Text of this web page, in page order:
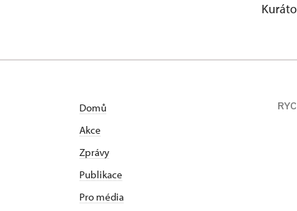
Domů
Akce
Zprávy
Publikace
Pro média